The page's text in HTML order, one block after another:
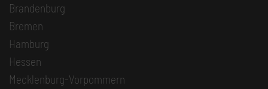
Brandenburg
Bremen
Hamburg
Hessen
Mecklenburg-Vorpommern